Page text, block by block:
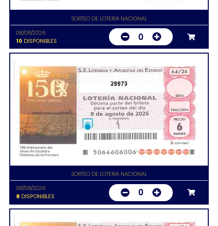
SORTEO DE LOTERIA NACIONAL
08/08/2026
10 DISPONIBLES 0
29973
SORTEO DE LOTERIA NACIONAL
08/08/2026
8 DISPONIBLES 0